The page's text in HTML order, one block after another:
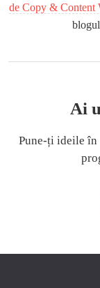
de Copy & Content
Ai
Pune-ți ideile în